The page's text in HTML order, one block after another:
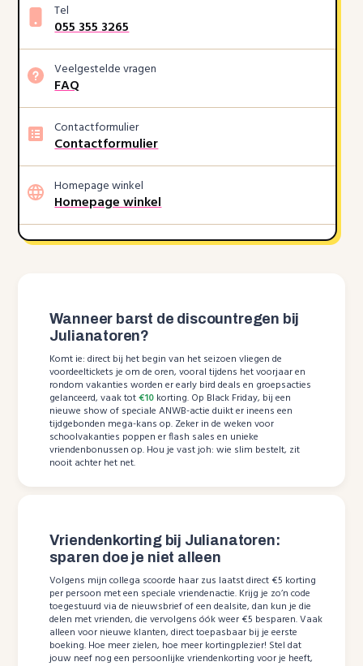
Tel
055 355 3265
Veelgestelde vragen
FAQ
Contactformulier
Contactformulier
Homepage winkel
Homepage winkel
Wanneer barst de discountregen bij
Julianatoren?
Komt ie: direct bij het begin van het seizoen vliegen de
voordeeltickets je om de oren, vooral tijdens het voorjaar en
rondom vakanties worden er early bird deals en groepsacties
gelanceerd, vaak tot€10 korting. Op Black Friday, bij een
nieuwe show of speciale ANWB-actie duikt er ineens een
tijdgebonden mega-kans op. Zeker in de weken voor
schoolvakanties poppen er flash sales en unieke
vriendenbonussen op. Hou je vast joh: wie slim bestelt, zit
nooit achter het net.
Vriendenkorting bij Julianatoren:
sparen doe je niet alleen
Volgens mijn collega scoorde haar zus laatst direct €5 korting
per persoon met een speciale vriendenactie. Krijg je zo’n code
toegestuurd via de nieuwsbrief of een dealsite, dan kun je die
delen met vrienden, die vervolgens óók weer €5 besparen. Vaak
alleen voor nieuwe klanten, direct toepasbaar bij je eerste
boeking. Hoe meer zielen, hoe meer kortingplezier! Stel dat
jouw neef nog een persoonlijke vriendenkorting voor je heeft,